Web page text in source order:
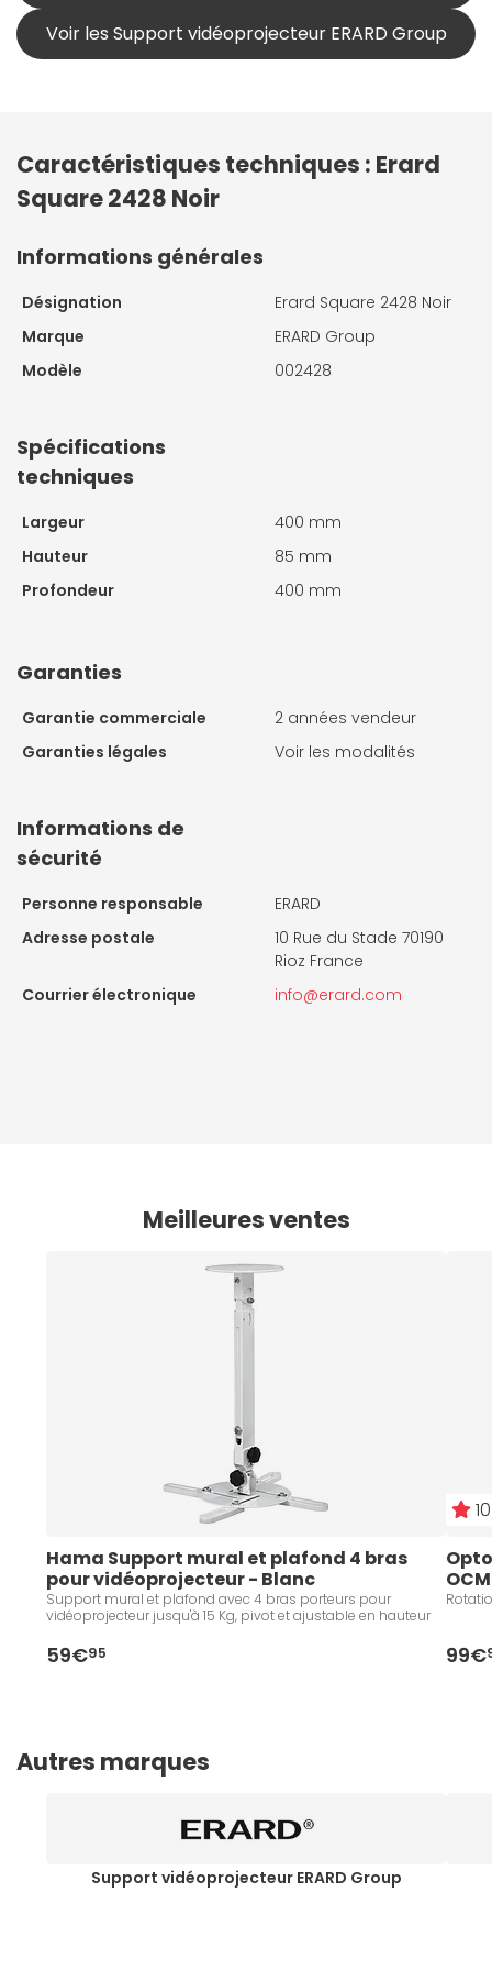
Voir les Support vidéoprojecteur ERARD Group
Caractéristiques techniques : Erard
Square 2428 Noir
Informations générales
Désignation
Erard Square 2428 Noir
Marque
ERARD Group
Modèle
002428
Spécifications
techniques
Largeur
400 mm
Hauteur
85 mm
Profondeur
400 mm
Garanties
Garantie commerciale
2 années vendeur
Garanties légales
Voir les modalités
Informations de
sécurité
Personne responsable
ERARD
Adresse postale
10 Rue du Stade 70190
Rioz France
Courrier électronique
info@erard.com
Meilleures ventes
Hama Support mural et plafond 4 bras
pour vidéoprojecteur - Blanc
Support mural et plafond avec 4 bras porteurs pour
vidéoprojecteur jusqu'à 15 Kg, pivot et ajustable en hauteur
59€95 99€
Autres marques
Support vidéoprojecteur ERARD Group